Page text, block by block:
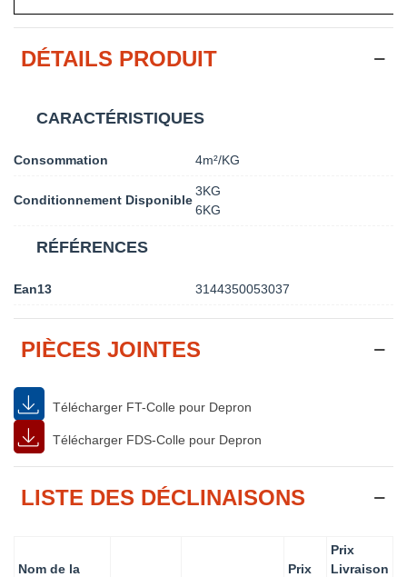
DÉTAILS PRODUIT
CARACTÉRISTIQUES
Consommation 4m²/KG
Conditionnement Disponible
3KG
6KG
RÉFÉRENCES
Ean13 3144350053037
PIÈCES JOINTES
Télécharger FT-Colle pour Depron
Télécharger FDS-Colle pour Depron
LISTE DES DÉCLINAISONS
Nom de la
Prix
Prix
Livraison